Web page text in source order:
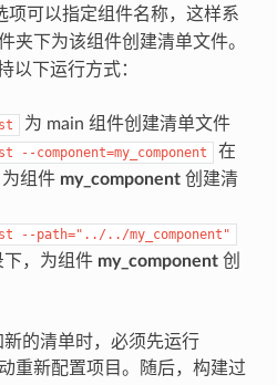
项可以指定组件名称，这样系
夹下为该组件创建清单文件。
以下运行方式：
为 main 组件创建清单文件
--component=my_component 在
组件 my_component创建清
--path="../../my_component"
下，为组件 my_component创
的清单时，必须先运行
重新配置项目。随后，构建过